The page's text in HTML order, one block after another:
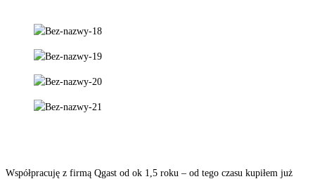
Współpracuję z firmą Qgast od ok 1,5 roku – od tego czasu kupiłem już